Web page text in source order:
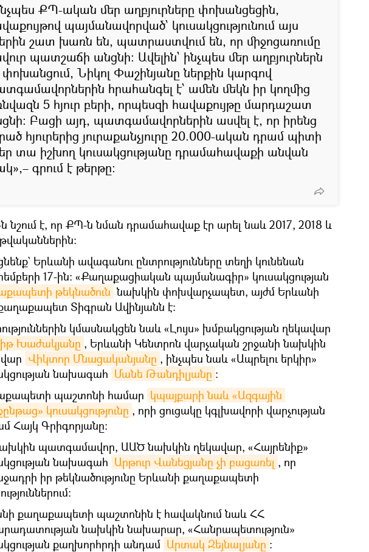
ՔՊ-ական մեր աղբյուրները փոխանցեցին,
պայմանավորված՝ կուսակցությունում այս
շատ խառն են, պատրաստվում են, որ միջոցառումը
պատշաճի անցնի: Ավելին՝ ինչպես մեր աղբյուրներն
փոխանցում, Նիկոլ Փաշինյանը ներքին կարգով
հրահանգել է՝ ամեն մեկն իր կողմից
5 հյուր բերի, որպեսզի հավաքույթը մարդաշատ
Բացի այդ, պատգամավորներին ասվել է, որ իրենց
հյուրերից յուրաքանչյուրը 20.000-ական դրամ պիտի
տա իշխող կուսակցությանը դրամահավաքի անվան
գրում է թերթը:
նշում է, որ ՔՊ-ն նման դրամահավաք էր արել նաև 2017, 2018 և
Երևանի ավագանու ընտրությունները տեղի կունենան
17-ին: «Քաղաքացիական պայմանագիր» կուսակցության
թեկնածուն նախկին փոխվարչապետ, այժմ Երևանի
Տիգրան Ավինյանն է:
կմասնակցեն նաև «Լույս» խմբակցության ղեկավար
Խաժակյանը , Երևանի Կենտրոն վարչական շրջանի նախկին
Վիկտոր Մնացականյանը , ինչպես նաև «Ապրելու երկիր»
նախագահ Մանե Թանդիլյանը ։
պաշտոնի համար կպայքարի նաև «Ազգային
կուսակցությունը , որի ցուցակը կգլխավորի վարչության
Հայկ Գրիգորյանը։
պատգամավոր, ԱԱԾ նախկին ղեկավար, «Հայրենիք»
նախագահ Արթուր Վանեցյանը չի բացառել , որ
իր թեկնածությունը Երևանի քաղաքապետի
քաղաքապետի պաշտոնին է հավակնում նաև ՀՀ
նախկին նախարար, «Հանրապետություն»
քաղխորհրդի անդամ Արտակ Զեյնալյանը ։